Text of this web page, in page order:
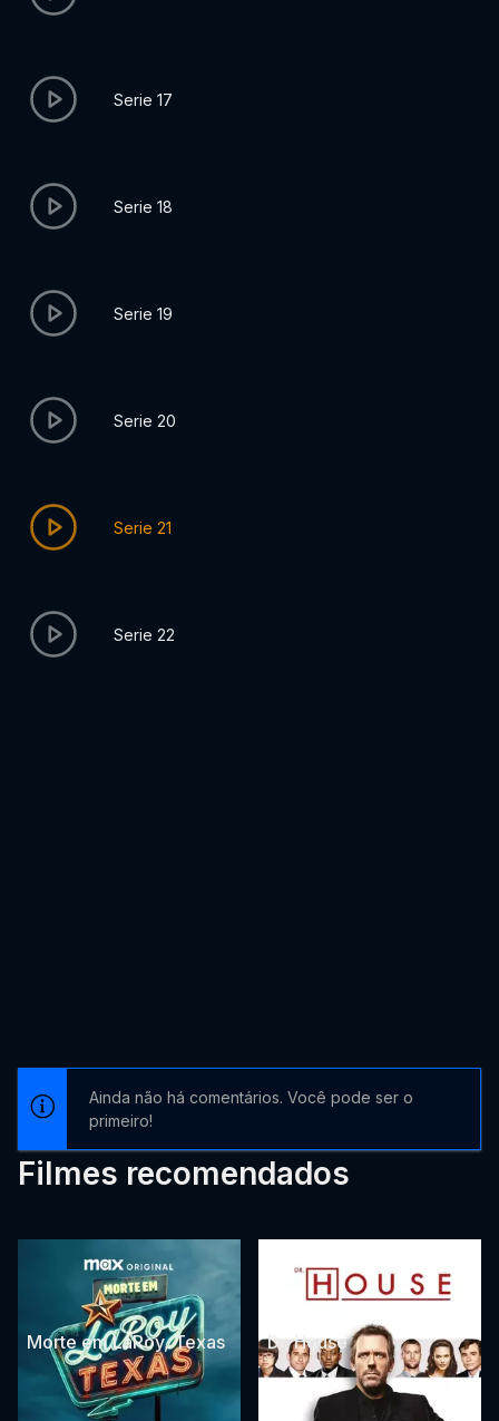
Serie 17
Serie 18
Serie 19
Serie 20
Serie 21
Serie 22
Ainda não há comentários. Você pode ser o
primeiro!
Filmes recomendados
Morte em LaRoy, Texas Dr. House